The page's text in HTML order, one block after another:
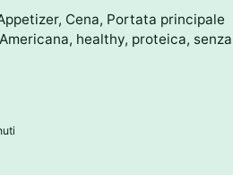
Cena, Portata principale
healthy, proteica,